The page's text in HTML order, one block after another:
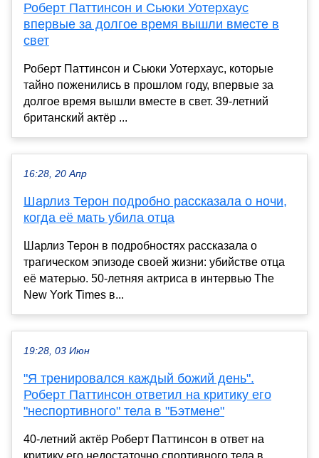
Роберт Паттинсон и Сьюки Уотерхаус
впервые за долгое время вышли вместе в
свет
Роберт Паттинсон и Сьюки Уотерхаус, которые
тайно поженились в прошлом году, впервые за
долгое время вышли вместе в свет. 39-летний
британский актёр ...
16:28, 20 Апр
Шарлиз Терон подробно рассказала о ночи,
когда её мать убила отца
Шарлиз Терон в подробностях рассказала о
трагическом эпизоде своей жизни: убийстве отца
её матерью. 50-летняя актриса в интервью The
New York Times в...
19:28, 03 Июн
"Я тренировался каждый божий день".
Роберт Паттинсон ответил на критику его
"неспортивного" тела в "Бэтмене"
40-летний актёр Роберт Паттинсон в ответ на